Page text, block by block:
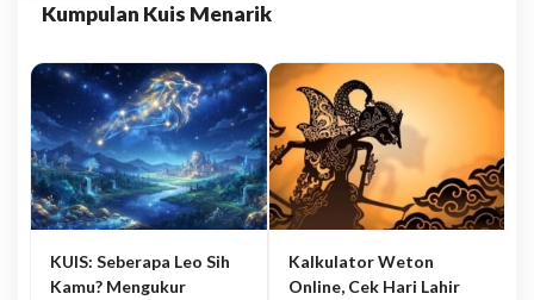
Kumpulan Kuis Menarik
KUIS: Seberapa Leo Sih
Kamu? Mengukur
Kalkulator Weton
Online, Cek Hari Lahir